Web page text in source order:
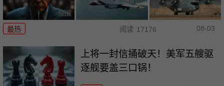
最热 阅读 17176 08-03
上将一封信捅破天！美军五艘驱
逐舰要盖三口锅！